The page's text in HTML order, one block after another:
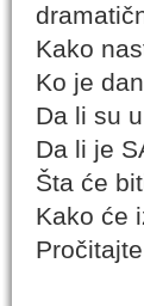
Kako
Ko je
Da li su
Da li je
Šta će
Kako će